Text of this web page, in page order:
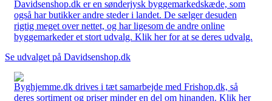
Davidsenshop.dk er en sønderjysk byggemarkedskæde, som
også har butikker andre steder i landet. De sælger desuden
rigtig meget over nettet, og har ligesom de andre online
byggemarkeder et stort udvalg. Klik her for at se deres udvalg.
Se udvalget på Davidsenshop.dk
Byghjemme.dk drives i tæt samarbejde med Frishop.dk, så
deres sortiment og priser minder en del om hinanden. Klik her